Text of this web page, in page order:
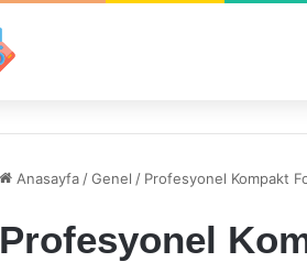
Anasayfa /Genel / Profesyonel Kompakt
Profesyonel